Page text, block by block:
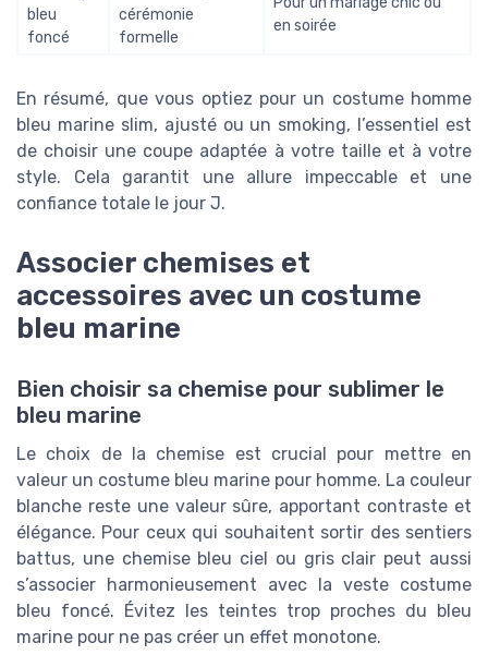
bleu
foncé
cérémonie
formelle
en soirée
En résumé, que vous optiez pour un costume homme
bleu marine slim, ajusté ou un smoking, l’essentiel est
de choisir une coupe adaptée à votre taille et à votre
style. Cela garantit une allure impeccable et une
confiance totale le jour J.
Associer chemises et
accessoires avec un costume
bleu marine
Bien choisir sa chemise pour sublimer le
bleu marine
Le choix de la chemise est crucial pour mettre en
valeur un costume bleu marine pour homme. La couleur
blanche reste une valeur sûre, apportant contraste et
élégance. Pour ceux qui souhaitent sortir des sentiers
battus, une chemise bleu ciel ou gris clair peut aussi
s’associer harmonieusement avec la veste costume
bleu foncé. Évitez les teintes trop proches du bleu
marine pour ne pas créer un effet monotone.